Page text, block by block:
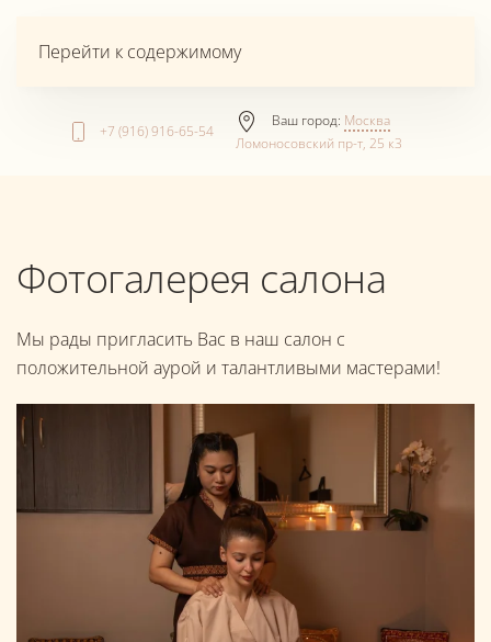
Перейти к содержимому
+7 (916) 916-65-54
Ваш город: Москва
Ломоносовский пр-т, 25 к3
Фотогалерея салона
Мы рады пригласить Вас в наш салон с
положительной аурой и талантливыми мастерами!